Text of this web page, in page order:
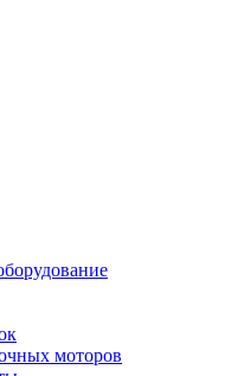
моторов